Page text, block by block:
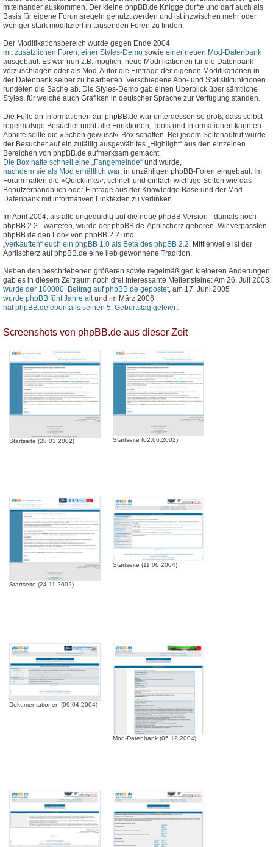
miteinander auskommen. Der kleine phpBB.de Knigge durfte und darf auch als
Basis für eigene Forumsregeln genutzt werden und ist inzwischen mehr oder
weniger stark modifiziert in tausenden Foren zu finden.
Der Modifikationsbereich wurde gegen Ende 2004
mit zusätzlichen Foren, einer Styles-Demo sowie einer neuen Mod-Datenbank
ausgebaut. Es war nun z.B. möglich, neue Modifikationen für die Datenbank
vorzuschlagen oder als Mod-Autor die Einträge der eigenen Modifikationen in
der Datenbank selber zu bearbeiten. Verschiedene Abo- und Statistikfunktionen
rundeten die Sache ab. Die Styles-Demo gab einen Überblick über sämtliche
Styles, für welche auch Grafiken in deutscher Sprache zur Verfügung standen.
Die Fülle an Informationen auf phpBB.de war unterdessen so groß, dass selbst
regelmäßige Besucher nicht alle Funktionen, Tools und Informationen kannten.
Abhilfe sollte die »Schon gewusst«-Box schaffen. Bei jedem Seitenaufruf wurde
der Besucher auf ein zufällig ausgewähltes „Highlight“ aus den einzelnen
Bereichen von phpBB.de aufmerksam gemacht.
Die Box hatte schnell eine „Fangemeinde“ und wurde,
nachdem sie als Mod erhältlich war , in unzähligen phpBB-Foren eingebaut. Im
Forum halfen die »Quicklinks«, schnell und einfach wichtige Seiten wie das
Benutzerhandbuch oder Einträge aus der Knowledge Base und der Mod-
Datenbank mit informativen Linktexten zu verlinken.
Im April 2004, als alle ungeduldig auf die neue phpBB Version - damals noch
phpBB 2.2 - warteten, wurde der phpBB.de-Aprilscherz geboren. Wir verpassten
phpBB.de den Look von phpBB 2.2 und
„verkauften“ euch ein phpBB 1.0 als Beta des phpBB 2.2. Mittlerweile ist der
Aprilscherz auf phpBB.de eine lieb gewonnene Tradition.
Neben den beschriebenen größeren sowie regelmäßigen kleineren Änderungen
gab es in diesem Zeitraum noch drei interessante Meilensteine: Am 26. Juli 2003
wurde der 100000. Beitrag auf phpBB.de gepostet, am 17. Juni 2005
wurde phpBB fünf Jahre altund im März 2006
hat phpBB.de ebenfalls seinen 5. Geburtstag gefeiert.
Screenshots von phpBB.de aus dieser Zeit
Startseite (28.03.2002) Startseite (02.06.2002)
Startseite (24.11.2002)
Startseite (11.06.2004)
Dokumentationen (09.04.2004)
Mod-Datenbank (05.12.2004)